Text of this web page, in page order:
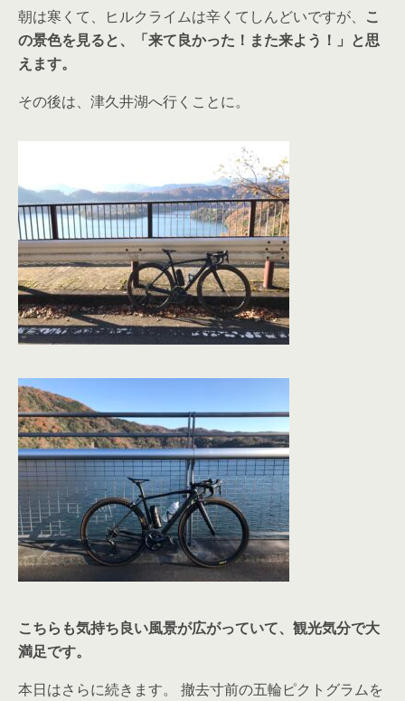
朝は寒くて、ヒルクライムは辛くてしんどいですが、 こ
の景色を見ると、「来て良かった！また来よう！」と思
えます。
その後は、津久井湖へ行くことに。
こちらも気持ち良い風景が広がっていて、観光気分で大
満足です。
本日はさらに続きます。 撤去寸前の五輪ピクトグラムを